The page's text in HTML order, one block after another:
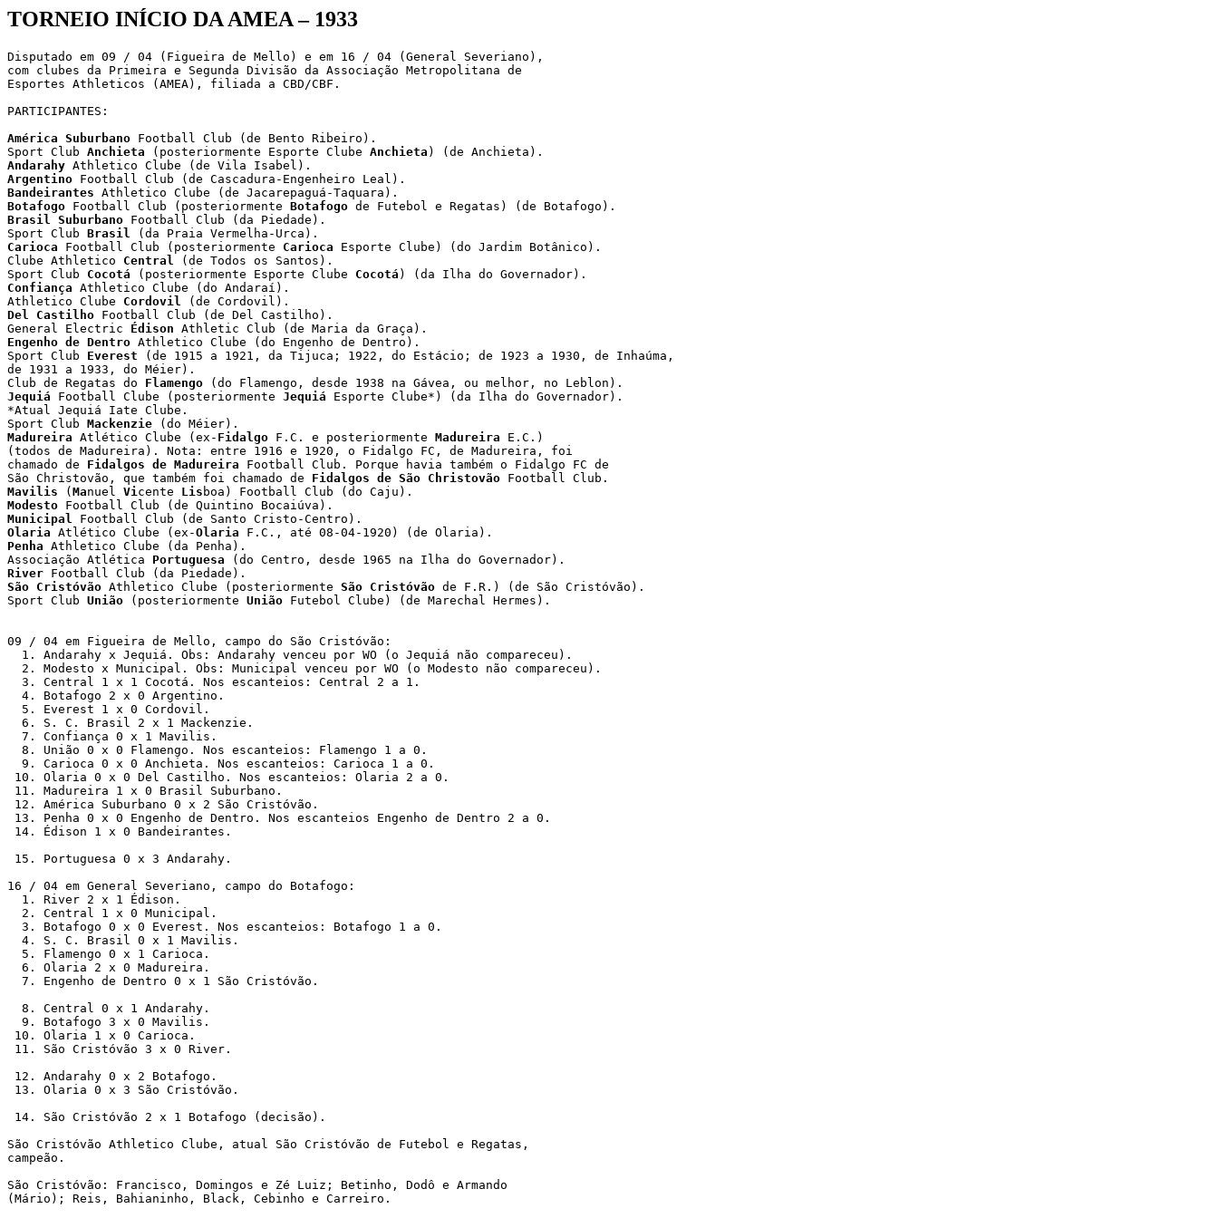
TORNEIO INÍCIO DA AMEA – 1933
Disputado em 09 / 04 (Figueira de Mello) e em 16 / 04 (General Severiano),
com clubes da Primeira e Segunda Divisão da Associação Metropolitana de
Esportes Athleticos (AMEA), filiada a CBD/CBF.
PARTICIPANTES:
América Suburbano Football Club (de Bento Ribeiro).
Sport Club Anchieta (posteriormente Esporte Clube Anchieta
Andarahy
Argentino
Bandeirantes
Botafogo Football Club (posteriormente Botafogo
Brasil Suburbano Football Club (da Piedade).
Sport Club Brasil
Carioca Football Club (posteriormente Carioca Esporte Clube) (do Jardim Botânico).
Clube Athletico Central
(de Todos os Santos).
Sport Club Cocotá (posteriormente Esporte Clube Cocotá
Confiança Athletico Clube (do Andaraí).
Athletico Clube Cordovil
Del Castilho Football Club (de Del Castilho).
General Electric Édison
Engenho de Dentro Athletico Clube (do Engenho de Dentro).
Sport Club Everest (de 1915 a 1921, da Tijuca; 1922, do Estácio; de 1923 a 1930, de Inhaúma,
de 1931 a 1933, do Méier).
Club de Regatas do Flamengo
Jequiá Football Clube (posteriormente Jequiá Esporte Clube*) (da Ilha do Governador).
*Atual Jequiá Iate Clube.
Sport Club Mackenzie
Madureira Atlético Clube (ex- Fidalgo F.C. e posteriormente Madureira E.C.)
(todos de Madureira). Nota: entre 1916 e 1920, o Fidalgo FC, de Madureira, foi
chamado de Fidalgos de Madureira Football Club. Porque havia também o Fidalgo FC de
São Christovão, que também foi chamado de Fidalgos de São Christovão
Mavilis ( Manuel Vi cente Lis
Modesto
Municipal
Olaria Atlético Clube (ex-Olaria
Penha Athletico Clube (da Penha).
Associação Atlética Portuguesa
River
São Cristóvão Athletico Clube (posteriormente São Cristóvão de F.R.) (de São Cristóvão).
Sport Club União (posteriormente União Futebol Clube) (de Marechal Hermes).
09 / 04 em Figueira de Mello, campo do São Cristóvão:
  1. Andarahy x Jequiá. Obs: Andarahy venceu por WO (o Jequiá não compareceu).
  2. Modesto x Municipal. Obs: Municipal venceu por WO (o Modesto não compareceu).
  3. Central 1 x 1 Cocotá. Nos escanteios: Central 2 a 1.
  4. Botafogo 2 x 0 Argentino.
  5. Everest 1 x 0 Cordovil.
  6. S. C. Brasil 2 x 1 Mackenzie.
  7. Confiança 0 x 1 Mavilis.
  8. União 0 x 0 Flamengo. Nos escanteios: Flamengo 1 a 0.
  9. Carioca 0 x 0 Anchieta. Nos escanteios: Carioca 1 a 0.
10. Olaria 0 x 0 Del Castilho. Nos escanteios: Olaria 2 a 0.
11. Madureira 1 x 0 Brasil Suburbano.
12. América Suburbano 0 x 2 São Cristóvão.
13. Penha 0 x 0 Engenho de Dentro. Nos escanteios Engenho de Dentro 2 a 0.
14. Édison 1 x 0 Bandeirantes.
15. Portuguesa 0 x 3 Andarahy.
16 / 04 em General Severiano, campo do Botafogo:
  1. River 2 x 1 Édison.
  2. Central 1 x 0 Municipal.
  3. Botafogo 0 x 0 Everest. Nos escanteios: Botafogo 1 a 0.
  4. S. C. Brasil 0 x 1 Mavilis.
  5. Flamengo 0 x 1 Carioca.
  6. Olaria 2 x 0 Madureira.
  7. Engenho de Dentro 0 x 1 São Cristóvão.
  8. Central 0 x 1 Andarahy.
  9. Botafogo 3 x 0 Mavilis.
10. Olaria 1 x 0 Carioca.
11. São Cristóvão 3 x 0 River.
12. Andarahy 0 x 2 Botafogo.
13. Olaria 0 x 3 São Cristóvão.
14. São Cristóvão 2 x 1 Botafogo (decisão).
São Cristóvão Athletico Clube, atual São Cristóvão de Futebol e Regatas,
campeão.
São Cristóvão: Francisco, Domingos e Zé Luiz; Betinho, Dodô e Armando
(Mário); Reis, Bahianinho, Black, Cebinho e Carreiro.